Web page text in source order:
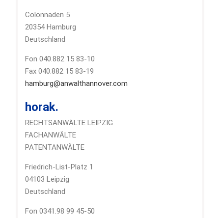
Colonnaden 5
20354 Hamburg
Deutschland
Fon 040.882 15 83-10
Fax 040.882 15 83-19
hamburg@anwalthannover.com
horak.
RECHTSANWÄLTE LEIPZIG
FACHANWÄLTE
PATENTANWÄLTE
Friedrich-List-Platz 1
04103 Leipzig
Deutschland
Fon 0341.98 99 45-50